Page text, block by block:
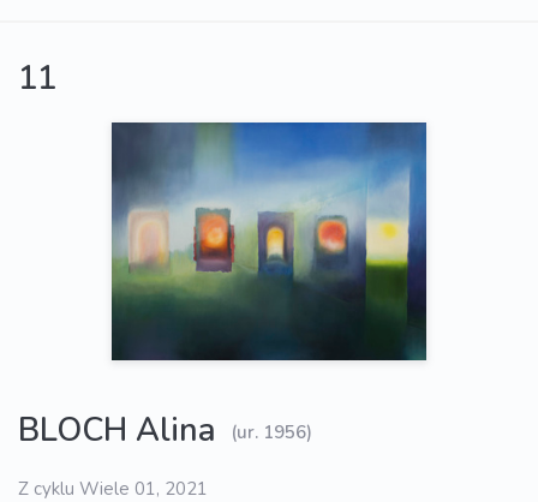
11
BLOCH Alina (ur. 1956)
Z cyklu Wiele 01, 2021